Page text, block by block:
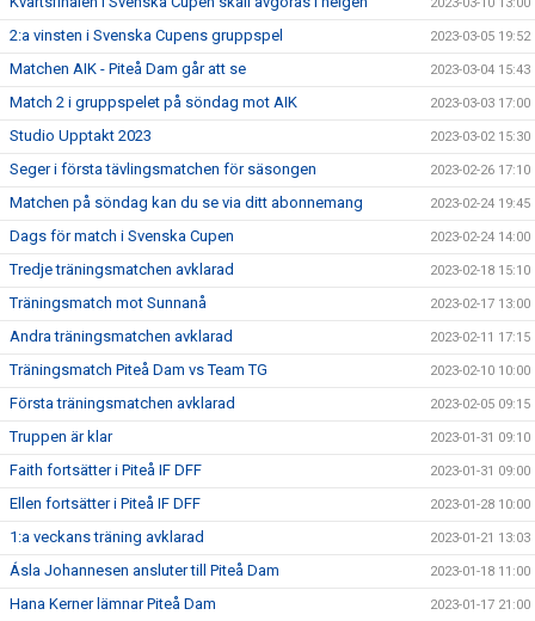
2:a vinsten i Svenska Cupens gruppspel 2023-03-05 19:52
Matchen AIK - Piteå Dam går att se 2023-03-04 15:43
Match 2 i gruppspelet på söndag mot AIK 2023-03-03 17:00
Studio Upptakt 2023 2023-03-02 15:30
Seger i första tävlingsmatchen för säsongen 2023-02-26 17:10
Matchen på söndag kan du se via ditt abonnemang 2023-02-24 19:45
Dags för match i Svenska Cupen 2023-02-24 14:00
Tredje träningsmatchen avklarad 2023-02-18 15:10
Träningsmatch mot Sunnanå 2023-02-17 13:00
Andra träningsmatchen avklarad 2023-02-11 17:15
Träningsmatch Piteå Dam vs Team TG 2023-02-10 10:00
Första träningsmatchen avklarad 2023-02-05 09:15
Truppen är klar 2023-01-31 09:10
Faith fortsätter i Piteå IF DFF 2023-01-31 09:00
Ellen fortsätter i Piteå IF DFF 2023-01-28 10:00
1:a veckans träning avklarad 2023-01-21 13:03
Ásla Johannesen ansluter till Piteå Dam 2023-01-18 11:00
Hana Kerner lämnar Piteå Dam 2023-01-17 21:00